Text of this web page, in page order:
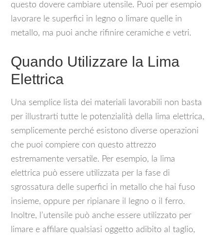
questo dovere cambiare utensile. Puoi per esempio
lavorare le superfici in legno o limare quelle in
metallo, ma puoi anche rifinire ceramiche e vetri.
Quando Utilizzare la Lima
Elettrica
Una semplice lista dei materiali lavorabili non basta
per illustrarti tutte le potenzialità della lima elettrica,
semplicemente perché esistono diverse operazioni
che puoi compiere con questo attrezzo
estremamente versatile. Per esempio, la lima
elettrica può essere utilizzata per la fase di
sgrossatura delle superfici in metallo che hai fuso
insieme, oppure per ripianare il legno o il ferro.
Inoltre, l’utensile può anche essere utilizzato per
limare e affilare qualsiasi oggetto adibito al taglio,